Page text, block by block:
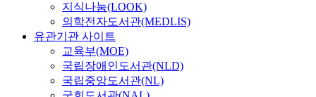
지식나눔(LOOK)
의학전자도서관(MEDLIS)
유관기관 사이트
교육부(MOE)
국립장애인도서관(NLD)
국립중앙도서관(NL)